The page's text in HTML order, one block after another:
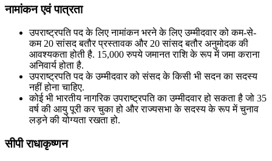
नामांकन एवं पात्रता
उपराष्ट्रपति पद के लिए नामांकन भरने के लिए उम्मीदवार को कम-से-
कम 20 सांसद बतौर प्रस्तावक और 20 सांसद बतौर अनुमोदक की
आवश्यकता होती है. 15,000 रुपये जमानत राशि के रूप में जमा कराना
अनिवार्य होता है.
उपराष्ट्रपति पद के उम्मीदवार को संसद के किसी भी सदन का सदस्य
नहीं होना चाहिए.
कोई भी भारतीय नागरिक उपराष्ट्रपति का उम्मीदवार हो सकता है जो 35
वर्ष की आयु पूरी कर चुका हो और राज्यसभा के सदस्य के रूप में चुनाव
लड़ने की योग्यता रखता हो.
सीपी राधाकृष्णन